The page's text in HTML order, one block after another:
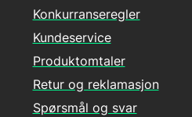
Konkurranseregler
Kundeservice
Produktomtaler
Retur og reklamasjon
Spørsmål og svar